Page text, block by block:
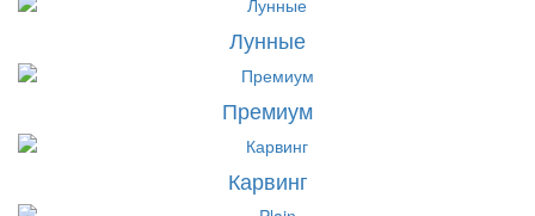
Лунные
Премиум
Карвинг